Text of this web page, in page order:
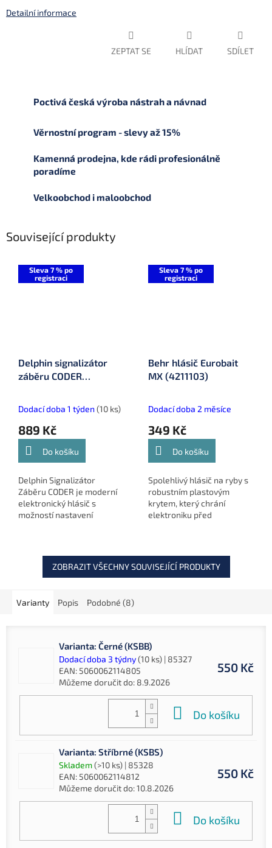
Detailní informace
ZEPTAT SE HLÍDAT SDÍLET
Poctivá česká výroba nástrah a návnad
Věrnostní program - slevy až 15%
Kamenná prodejna, kde rádi profesionálně
poradíme
Velkoobchod i maloobchod
Související produkty
Sleva 7 % po
registraci
Delphin signalizátor
záběru CODER
Dodací doba 1 týden (10 ks)
889 Kč
Do košíku
Delphin Signalizátor
Záběru CODER je moderní
elektronický hlásič s
možností nastavení
Sleva 7 % po
registraci
Behr hlásič Eurobait
MX (4211103)
Dodací doba 2 měsíce
349 Kč
Do košíku
Spolehlivý hlásič na ryby s
robustním plastovým
krytem, který chrání
elektroniku před
hlášení...
ZOBRAZIT VŠECHNY SOUVISEJÍCÍ PRODUKTY
Varianty Popis Podobné (8)
Varianta: Černé (KSBB)
Dodací doba 3 týdny(10 ks) | 85327
EAN: 5060062114805
Můžeme doručit do: 8.9.2026
550 Kč
Do košíku
Varianta: Stříbrné (KSBS)
Skladem(>10 ks) | 85328
EAN: 5060062114812
Můžeme doručit do:10.8.2026
550 Kč
Do košíku